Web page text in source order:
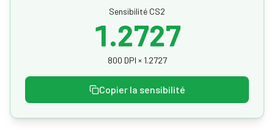
Sensibilité CS2
1.2727
800 DPI × 1.2727
Copier la sensibilité